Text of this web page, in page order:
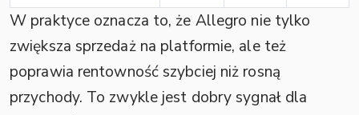
W praktyce oznacza to, że Allegro nie tylko
zwiększa sprzedaż na platformie, ale też
poprawia rentowność szybciej niż rosną
przychody. To zwykle jest dobry sygnał dla